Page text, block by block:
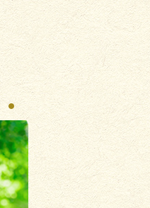
枚
目
の